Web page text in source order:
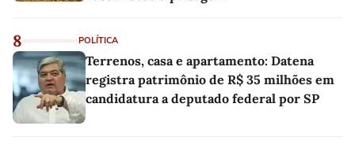
8 POLÍTICA
Terrenos, casa e apartamento: Datena
registra patrimônio de R$ 35 milhões em
candidatura a deputado federal por SP